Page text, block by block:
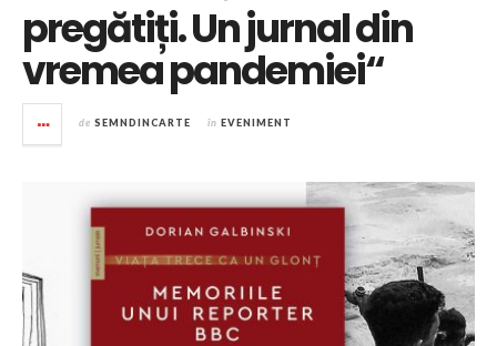
pregătiți. Un jurnal din
vremea pandemiei“
de SEMNDINCARTE în EVENIMENT